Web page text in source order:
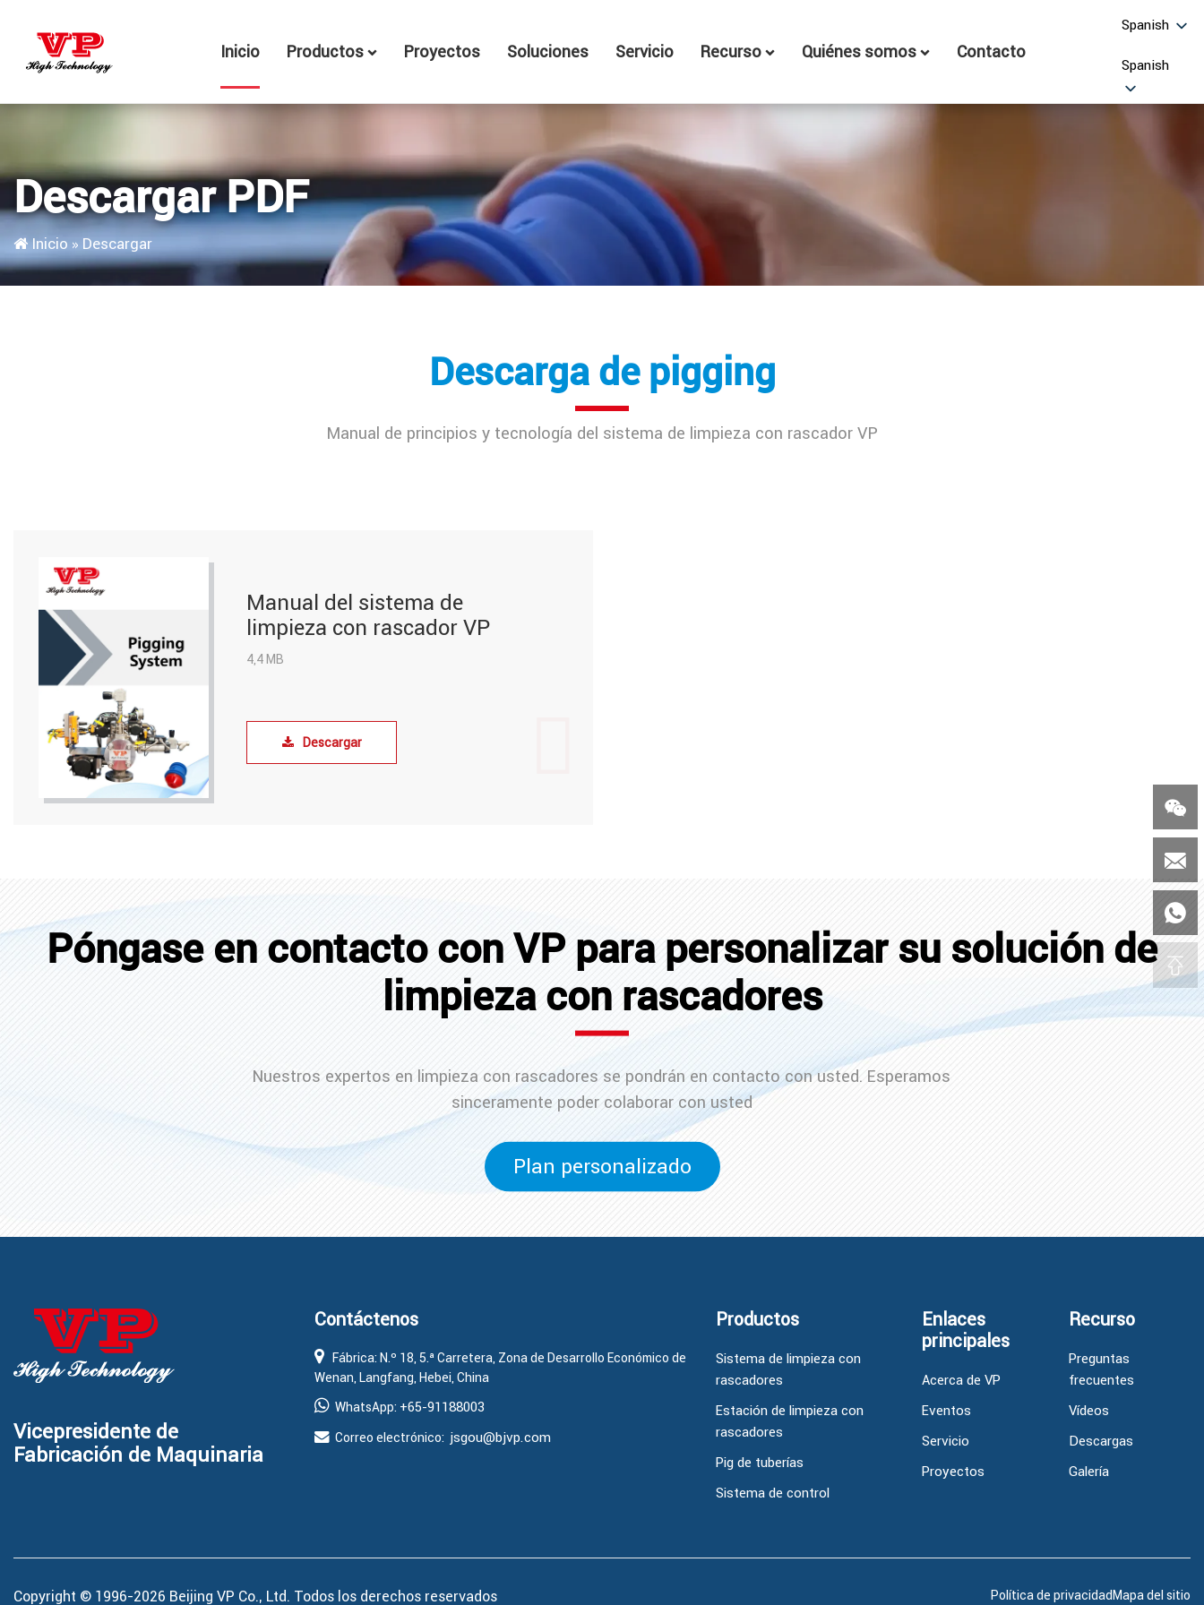
Inicio Productos Proyectos Soluciones Servicio Recurso Quiénes somos Contacto
Spanish
Spanish
Descargar PDF
Inicio » Descargar
Descarga de pigging
Manual de principios y tecnología del sistema de limpieza con rascador VP
Manual del sistema de
limpieza con rascador VP
4,4 MB
Descargar
Póngase en contacto con VP para personalizar su solución de
limpieza con rascadores
Nuestros expertos en limpieza con rascadores se pondrán en contacto con usted. Esperamos
sinceramente poder colaborar con usted
Plan personalizado
Vicepresidente de
Fabricación de Maquinaria
Contáctenos
Fábrica: N.º 18, 5.ª Carretera, Zona de Desarrollo Económico de
Wenan, Langfang, Hebei, China
WhatsApp: +65-91188003
Correo electrónico: jsgou@bjvp.com
Productos
Sistema de limpieza con
rascadores
Estación de limpieza con
rascadores
Pig de tuberías
Sistema de control
Enlaces
principales
Acerca de VP
Eventos
Servicio
Proyectos
Recurso
Preguntas
frecuentes
Vídeos
Descargas
Galería
Copyright © 1996-2026 Beijing VP Co., Ltd. Todos los derechos reservados Política de privacidadMapa del sitio


